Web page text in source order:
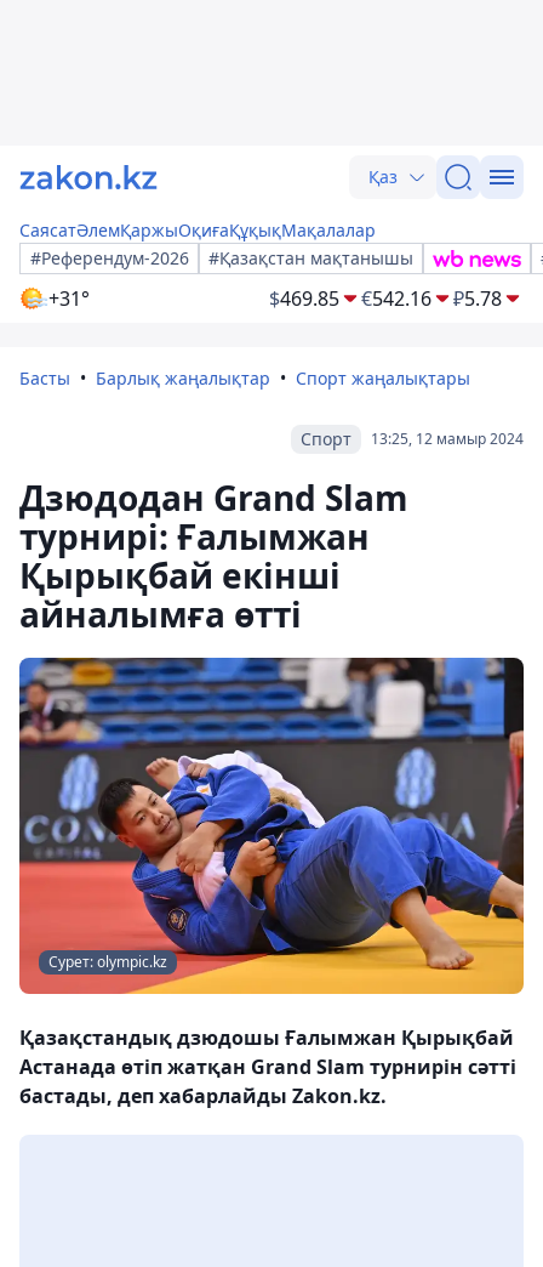
Қаз
СаясатӘлемҚаржыОқиғаҚұқықМақалалар
#Референдум-2026
#Қазақстан мақтанышы
+31° $469.85 €542.16 ₽5.78
Басты Барлық жаңалықтар Спорт жаңалықтары
13:25, 12 мамыр 2024
Спорт
Дзюдодан Grand Slam
турнирі: Ғалымжан
Қырықбай екінші
айналымға өтті
Сурет: olympic.kz
Қазақстандық дзюдошы Ғалымжан Қырықбай
Астанада өтіп жатқан Grand Slam турнирін сәтті
бастады, деп хабарлайды Zakon.kz.